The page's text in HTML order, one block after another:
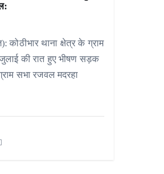
कोठीभार थाना क्षेत्र के ग्राम
जुलाई की रात हुए भीषण सड़क
सभा रजवल मदरहा